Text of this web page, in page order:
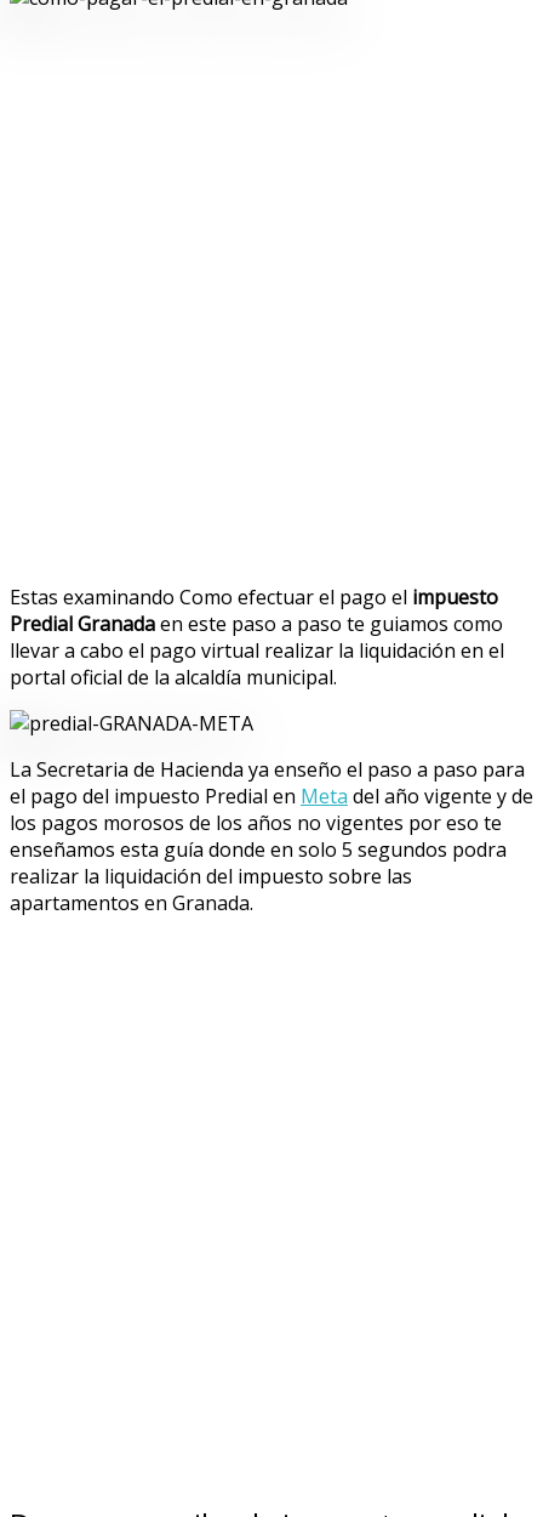
Estas examinando Como efectuar el pago el impuesto
Predial Granadaen este paso a paso te guiamos como
llevar a cabo el pago virtual realizar la liquidación en el
portal oficial de la alcaldía municipal.
La Secretaria de Hacienda ya enseño el paso a paso para
el pago del impuesto Predial en Meta del año vigente y de
los pagos morosos de los años no vigentes por eso te
enseñamos esta guía donde en solo 5 segundos podra
realizar la liquidación del impuesto sobre las
apartamentos en Granada.